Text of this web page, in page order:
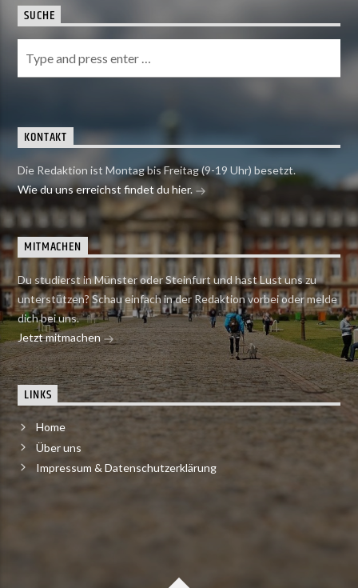
SUCHE
KONTAKT
Die Redaktion ist Montag bis Freitag (9-19 Uhr) besetzt.
Wie du uns erreichst findet du hier.
MITMACHEN
Du studierst in Münster oder Steinfurt und hast Lust uns zu
unterstützen? Schau einfach in der Redaktion vorbei oder melde
dich bei uns.
Jetzt mitmachen
LINKS
Home
Über uns
Impressum & Datenschutzerklärung